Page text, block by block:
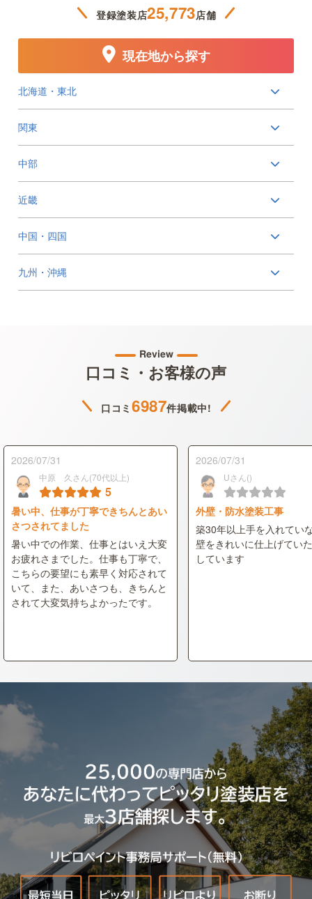
登録塗装店25,773店舗
北海道・東北
関東
中部
近畿
中国・四国
九州・沖縄
現在地から探す
Review
口コミ・お客様の声
口コミ 6987件掲載中!
2026/07/31
中原 久さん(70代以上)
5
暑い中、仕事が丁寧できちんとあい
さつされてました
暑い中での作業、仕事とはいえ大変
お疲れさまでした。仕事も丁寧で、
こちらの要望にも素早く対応されて
いて、また、あいさつも、きちんと
されて大変気持ちよかったです。
2026/07/31
Uさん()
外壁・防水塗装工事
築30年以上手を入れてい
壁をきれいに仕上げてい
しています